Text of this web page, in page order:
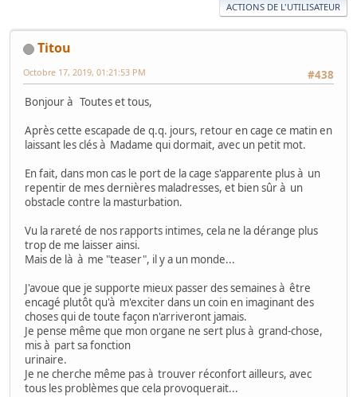
ACTIONS DE L'UTILISATEUR
Titou
#438
Octobre 17, 2019, 01:21:53 PM
Bonjour à Toutes et tous,
Après cette escapade de q.q. jours, retour en cage ce matin en
laissant les clés à Madame qui dormait, avec un petit mot.
En fait, dans mon cas le port de la cage s'apparente plus à un
repentir de mes dernières maladresses, et bien sûr à un
obstacle contre la masturbation.
Vu la rareté de nos rapports intimes, cela ne la dérange plus
trop de me laisser ainsi.
Mais de là à me "teaser", il y a un monde...
J'avoue que je supporte mieux passer des semaines à être
encagé plutôt qu'à m'exciter dans un coin en imaginant des
choses qui de toute façon n'arriveront jamais.
Je pense même que mon organe ne sert plus à grand-chose,
mis à part sa fonction
urinaire.
Je ne cherche même pas à trouver réconfort ailleurs, avec
tous les problèmes que cela provoquerait...